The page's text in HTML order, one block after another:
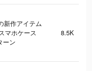
新作アイテム
マホケース
ーン
8.5K